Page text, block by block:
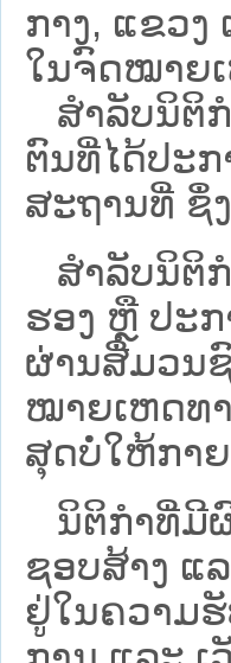
ກາງ, ແຂວ
ໃນຈົດໝາຍ
ສຳລັບນິ​ຕິ​ກ
ຕົນທີ່ໄດ້ປະ
ສະຖານທີ່ ຊຶ່
ສໍາລັບນິຕິ
ຮອງ ຫຼື ປະ
ຜ່ານສື່ມວນ
ໝາຍ​ເຫດ​ທ
ສຸດບໍ່ໃຫ້ກາ
ນິ​ຕິ​ກຳ​ທີ່​ມີ​
ຊອບ​ສ້າງ ແ
ຢູ່ໃນຄວາມ